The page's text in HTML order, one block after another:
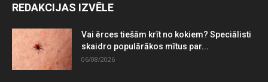
REDAKCIJAS IZVĒLE
Vai ērces tiešām krīt no kokiem? Speciālisti
skaidro populārākos mītus par...
06/08/2026